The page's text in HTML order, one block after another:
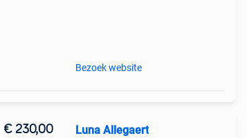
Bezoek website
€ 230,00 Luna Allegaert